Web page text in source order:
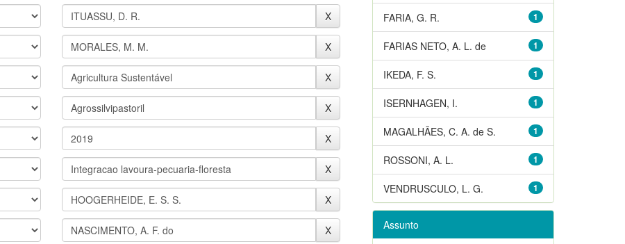
1
FARIA, G. R.
1
FARIAS NETO, A. L. de
1
IKEDA, F. S.
1
ISERNHAGEN, I.
1
MAGALHÃES, C. A. de S.
1
ROSSONI, A. L.
1
VENDRUSCULO, L. G.
Assunto